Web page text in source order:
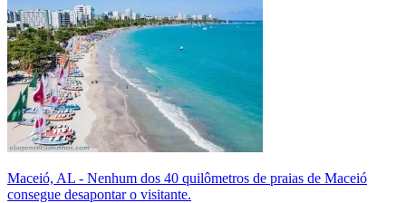
Maceió, AL - Nenhum dos 40 quilômetros de praias de Maceió
consegue desapontar o visitante.